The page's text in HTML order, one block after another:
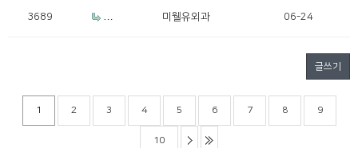
3689
R
미웰유외과 06-24
글쓰기
1 2 3 4 5 6 7 8 9
10